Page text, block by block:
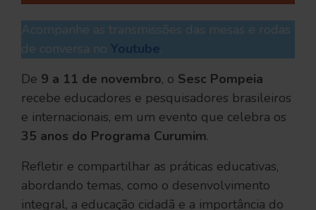
Acompanhe as transmissões das mesas e rodas
de conversa no
.
De 9 a 11 de novembro, o Sesc Pompeia
recebe educadores e pesquisadores brasileiros
e internacionais, em um evento que celebra os
35 anos do Programa Curumim.
Refletir e compartilhar as práticas educativas,
abordando temas, como o desenvolvimento
integral, a educação cidadã e a importância do